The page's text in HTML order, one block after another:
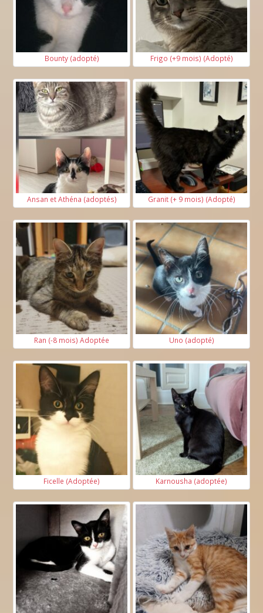
Bounty (adopté) Frigo (+9 mois) (Adopté)
Ansan et Athéna (adoptés) Granit (+ 9 mois) (Adopté)
Ran (-8 mois) Adoptée Uno (adopté)
Ficelle (Adoptée) Karnousha (adoptée)